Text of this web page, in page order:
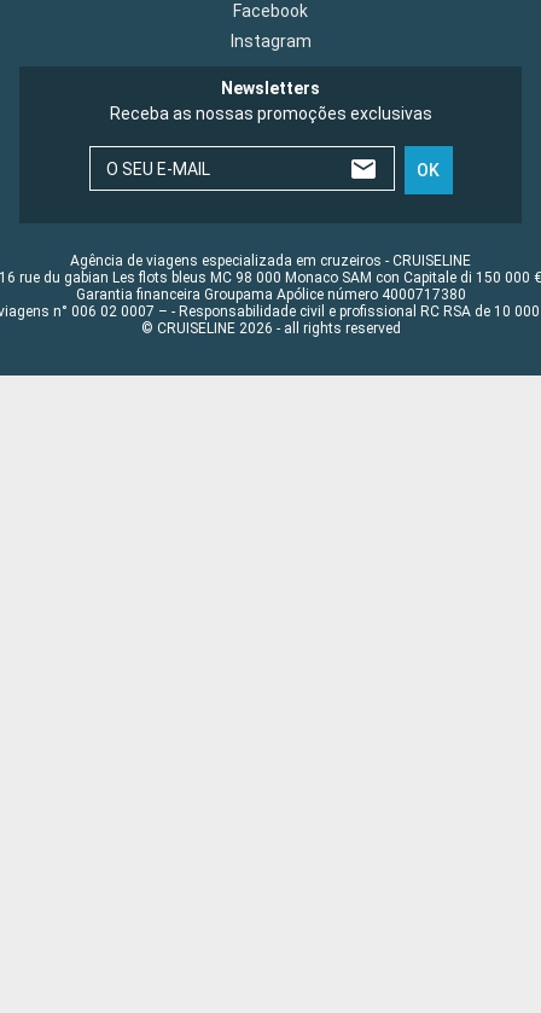
Facebook
Instagram
Newsletters
Receba as nossas promoções exclusivas
O SEU E-MAIL OK
Agência de viagens especializada em cruzeiros - CRUISELINE
16 rue du gabian Les flots bleus MC 98 000 Monaco SAM con Capitale di 150 000 €
Garantia financeira Groupama Apólice número 4000717380
n° 006 02 0007 – - Responsabilidade civil e profissional RC RSA de 10 000
© CRUISELINE 2026 - all rights reserved